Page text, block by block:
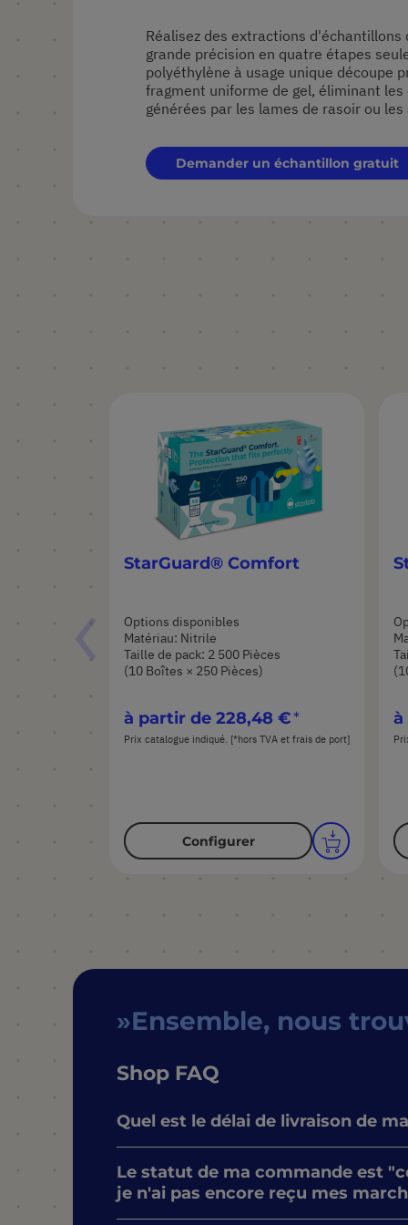
Réalisez des extractions d'échantillons
grande précision en quatre étapes
polyéthylène à usage unique découpe
fragment uniforme de gel, éliminant
générées par les lames de rasoir ou
Demander un échantillon gratuit
StarGuard® Comfort
Options disponibles
Matériau: Nitrile
Taille de pack: 2 500 Pièces
(10 Boîtes × 250 Pièces)
à partir de 228,48 €
Prix catalogue indiqué. [*hors TVA et frais de port]
Configurer
à
Ensemble, nous
Shop FAQ
Quel est le délai de livraison de
Le statut de ma commande est
je n'ai pas encore reçu mes